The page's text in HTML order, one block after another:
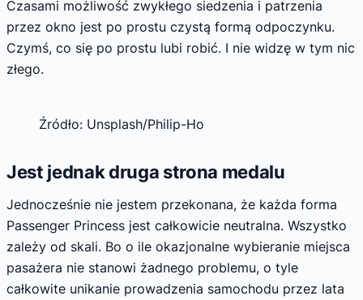
Czasami możliwość zwykłego siedzenia i patrzenia
przez okno jest po prostu czystą formą odpoczynku.
Czymś, co się po prostu lubi robić. I nie widzę w tym nic
złego.
Źródło: Unsplash/Philip-Ho
Jest jednak druga strona medalu
Jednocześnie nie jestem przekonana, że każda forma
Passenger Princess jest całkowicie neutralna. Wszystko
zależy od skali. Bo o ile okazjonalne wybieranie miejsca
pasażera nie stanowi żadnego problemu, o tyle
całkowite unikanie prowadzenia samochodu przez lata